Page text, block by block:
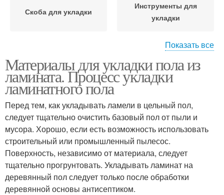
Скоба для укладки
Инструменты для
укладки
Инструмент для укладки
Показать все
Материалы для укладки пола из
ламината. Процесс укладки
ламинатного пола
Перед тем, как укладывать ламели в цельный пол,
следует тщательно очистить базовый пол от пыли и
мусора. Хорошо, если есть возможность использовать
строительный или промышленный пылесос.
Поверхность, независимо от материала, следует
тщательно прогрунтовать. Укладывать ламинат на
деревянный пол следует только после обработки
деревянной основы антисептиком.